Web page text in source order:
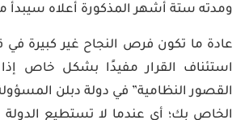
ومدته ستة أشهر المذكورة أعلاه سيبدأ
عادة ما تكون فرص النجاح غير كبيرة في
استئناف القرار مفيدًا بشكل خاص
القصور النظامية” في دولة دبلن
الخاص بك؛ أي عندما لا تستطيع